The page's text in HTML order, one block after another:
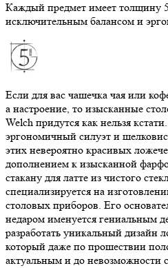
Каждый предмет имеет толщину
исключительным балансом и
Если для вас чашечка чая или
а настроение, то изысканные
Welch придутся как нельзя
эргономичный силуэт и
этих невероятно красивых
дополнением к изысканной
стакану для латте из чистого
специализируется на
столовых приборов. Его
недаром именуется гениальным
разработать уникальный дизайн
который даже по прошествии
актуальным и до невозможности